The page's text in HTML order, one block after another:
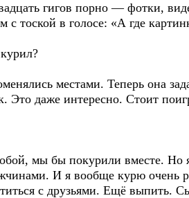
гигов порно — фотки,
с тоской в голосе: «А где
местами. Теперь она
Это даже интересно. Стоит
мы бы покурили вместе.
И я вообще курю очень
с друзьями. Ещё выпить.